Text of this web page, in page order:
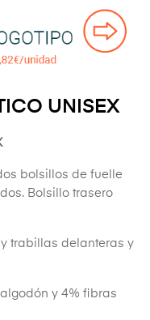
UNISEX
bolsillos de fuelle
Bolsillo trasero
trabillas delanteras y
y 4% fibras